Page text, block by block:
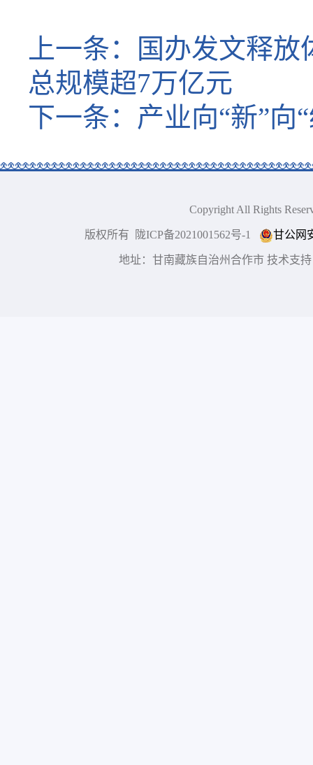
上一条：
国办发文释放
总规模超7万亿元
下一条： 产业向“新”向
Copyright All Rights
版权所有 陇ICP备2021001562号-1 甘公网
地址：甘南藏族自治州合作市 技术支